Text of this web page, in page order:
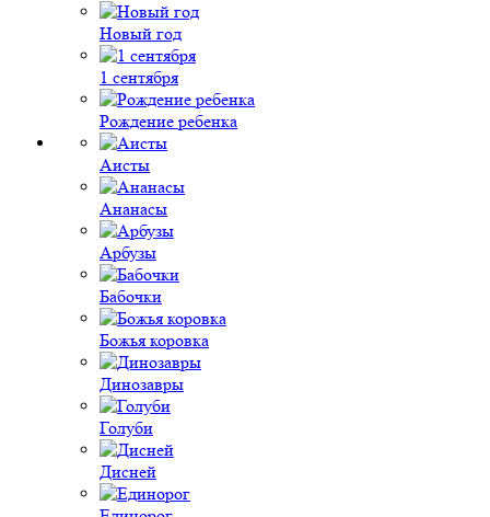
Новый год
1 сентября
Рождение ребенка
Аисты
Ананасы
Арбузы
Бабочки
Божья коровка
Динозавры
Голуби
Дисней